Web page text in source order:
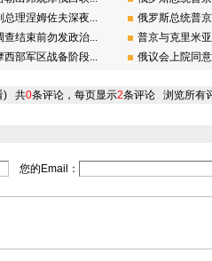
总理涅姆佐夫深夜...
俄罗斯总统普
查结束前勿发政治...
普京与克里米
西部军区战备阶段...
俄议会上院同
) 共0条评论，每页显示2条评论 浏览所有
您的Email：